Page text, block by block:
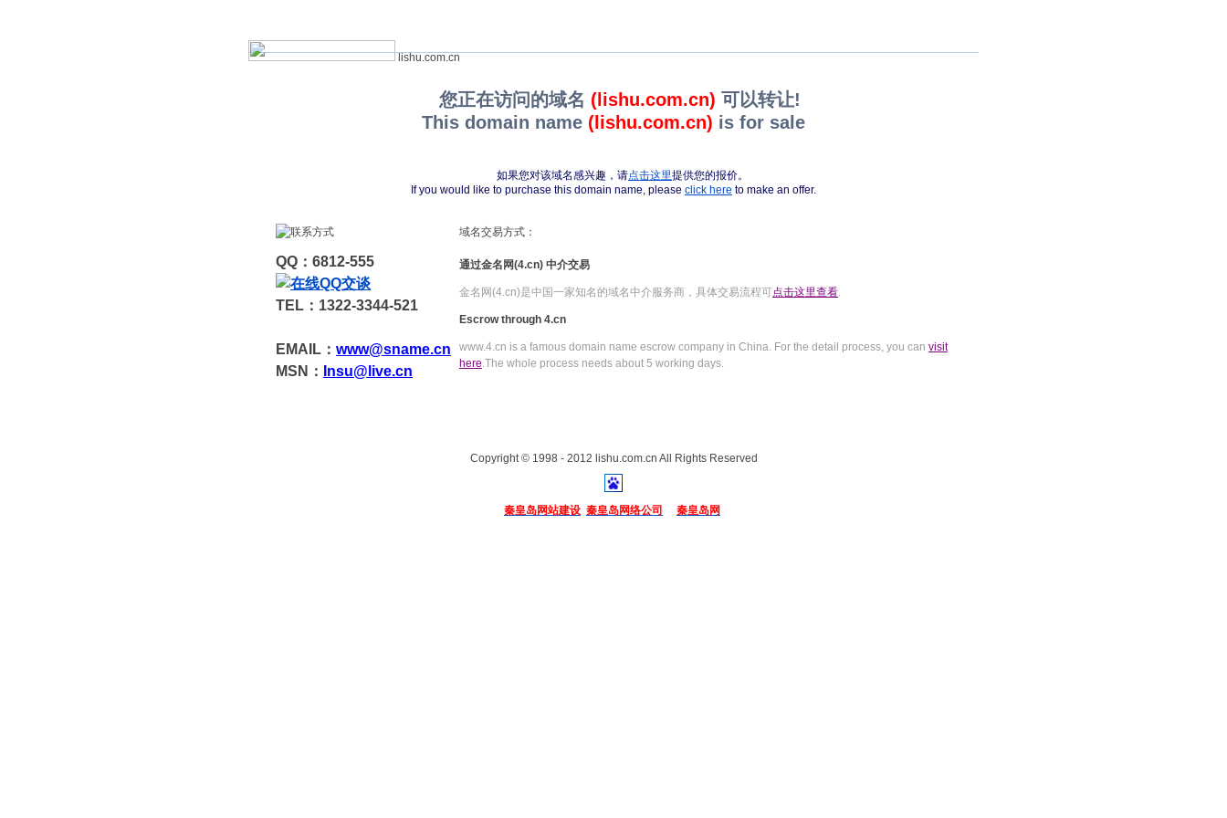
lishu.com.cn
您正在访问的域名 (lishu.com.cn) 可以转让!
This domain name (lishu.com.cn) is for sale
如果您对该域名感兴趣，请点击这里提供您的报价。
If you would like to purchase this domain name, please click here to make an offer.
QQ：6812-555
TEL：1322-3344-521
EMAIL： www@sname.cn
MSN：
Insu@live.cn
域名交易方式：
通过金名网(4.cn) 中介交易
金名网(4.cn)是中国一家知名的域名中介服务商，具体交易流程可点击这里查看.
Escrow through 4.cn
www.4.cn is a famous domain name escrow company in China. For the detail process, you can visit
here.The whole process needs about 5 working days.
Copyright © 1998 - 2012 lishu.com.cn All Rights Reserved
秦皇岛网站建设 秦皇岛网络公司 秦皇岛网